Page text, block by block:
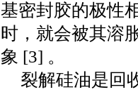
基密封胶的极性
时，就会被其溶
象 [3] 。
裂解硅油是回